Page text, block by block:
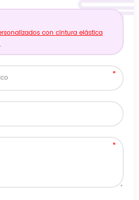
con cintura elástica